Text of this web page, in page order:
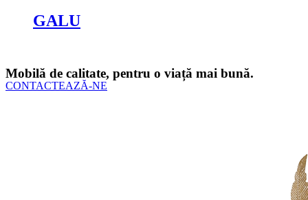
GALU
Mobilă de calitate, pentru o viață mai bună.
CONTACTEAZĂ-NE